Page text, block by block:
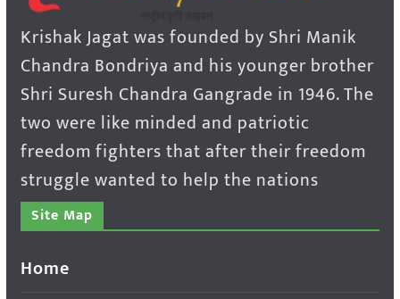
Krishak Jagat was founded by Shri Manik
Chandra Bondriya and his younger brother
Shri Suresh Chandra Gangrade in 1946. The
two were like minded and patriotic
freedom fighters that after their freedom
struggle wanted to help the nations
Site Map
Home